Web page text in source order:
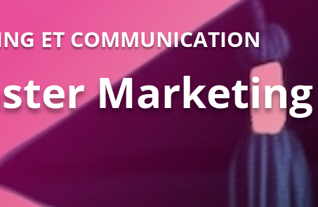
ET COMMUNICATION
Marketing